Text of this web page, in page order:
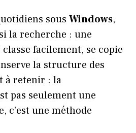
sous Windows,
la recherche : une
facilement, se copie
la structure des
à retenir : la
pas seulement une
c’est une méthode